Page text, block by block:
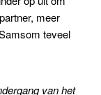
meer
teveel
van het